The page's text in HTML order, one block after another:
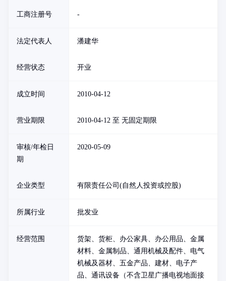
工商注册号 -
法定代表人 潘建华
经营状态 开业
成立时间 2010-04-12
营业期限 2010-04-12 至 无固定期限
审核/年检日
期
2020-05-09
企业类型 有限责任公司(自然人投资或控股)
所属行业 批发业
经营范围
货架、货柜、办公家具、办公用品、金属
材料、金属制品、通用机械及配件、电气
机械及器材、五金产品、建材、电子产
品、通讯设备（不含卫星广播电视地面接